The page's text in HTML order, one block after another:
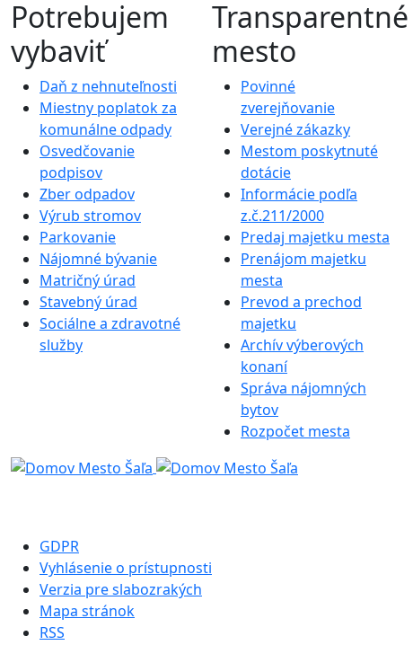
Potrebujem
vybaviť
Daň z nehnuteľnosti
Miestny poplatok za
komunálne odpady
Osvedčovanie
podpisov
Zber odpadov
Výrub stromov
Parkovanie
Nájomné bývanie
Matričný úrad
Stavebný úrad
Sociálne a zdravotné
služby
Transparentné
mesto
Povinné
zverejňovanie
Verejné zákazky
Mestom poskytnuté
dotácie
Informácie podľa
z.č.211/2000
Predaj majetku mesta
Prenájom majetku
mesta
Prevod a prechod
majetku
Archív výberových
konaní
Správa nájomných
bytov
Rozpočet mesta
GDPR
Vyhlásenie o prístupnosti
Verzia pre slabozrakých
Mapa stránok
RSS